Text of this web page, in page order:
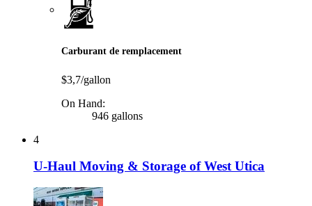
Carburant de remplacement
$3,7/gallon
On Hand:
946 gallons
4
U-Haul Moving & Storage of West Utica